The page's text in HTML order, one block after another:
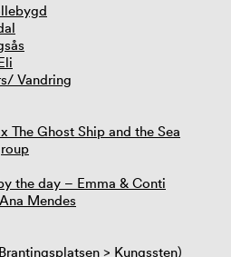
Vandring
The Ghost Ship and the Sea
the day – Emma & Conti
Mendes
> Kungssten)